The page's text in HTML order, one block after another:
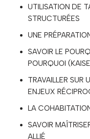
UTILISATION DE
STRUCTURÉES
UNE
SAVOIR LE
POURQUOI
TRAVAILLER SUR
ENJEUX
LA
SAVOIR
ALLIÉ